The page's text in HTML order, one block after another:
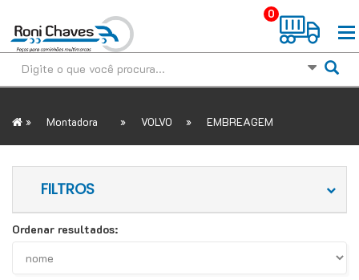
0
» Montadora » VOLVO » EMBREAGEM
FILTROS
Ordenar resultados: